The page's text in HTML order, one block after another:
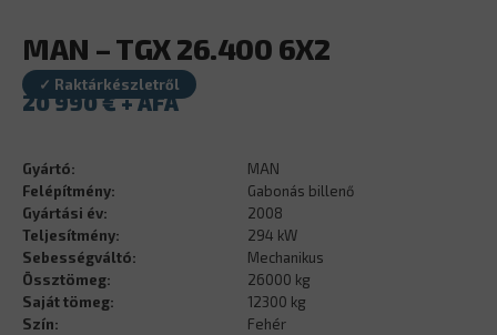
MAN – TGX 26.400 6X2
✓ Raktárkészletről
20 990€
Gyártó:
MAN
Felépítmény:
Gabonás billenő
Gyártási év:
2008
Teljesítmény:
294 kW
Sebességváltó:
Mechanikus
Össztömeg:
26000 kg
Saját tömeg:
12300 kg
Szín:
Fehér